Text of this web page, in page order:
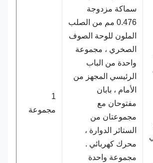
سماكة مزدوجة
0.476 مم من الصلب
الملون للوحة الصوف
الصخري ، مجموعة
واحدة من الباب
الرئيسي المجهز من
الأمام ، بابان
مفتوحان مع
مجموعتان من
الستائر الدوارة ،
محرك كهربائي .
مجموعة واحدة
مجموعة